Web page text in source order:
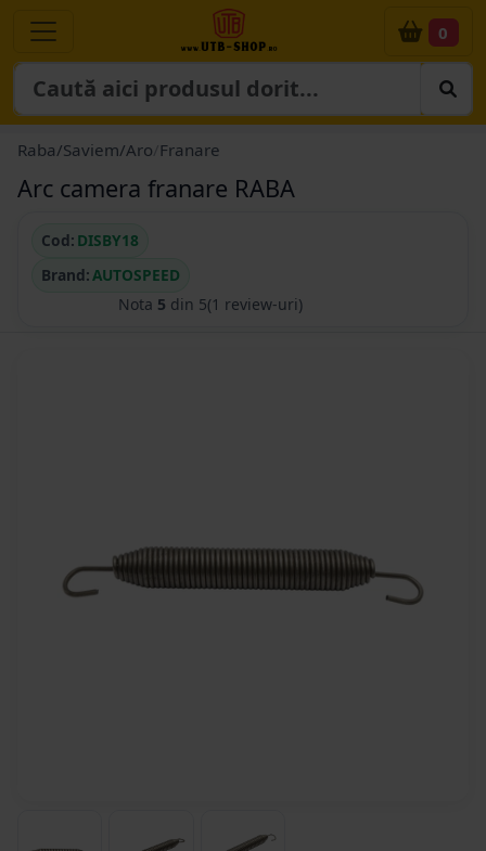
0
Raba/Saviem/Aro Franare
Arc camera franare RABA
Cod: DISBY18
Brand:AUTOSPEED
Nota 5 din 5(1 review-uri)